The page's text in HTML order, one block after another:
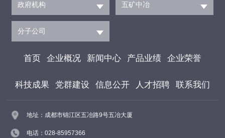
政府机构 五矿中冶
分子公司
首页 企业概况 新闻中心 产品业绩 企业荣誉
科技成果 党群建设 信息公开 人才招聘 联系我们
地址：成都市锦江区五冶路9号五冶大厦
电话：028-85957366